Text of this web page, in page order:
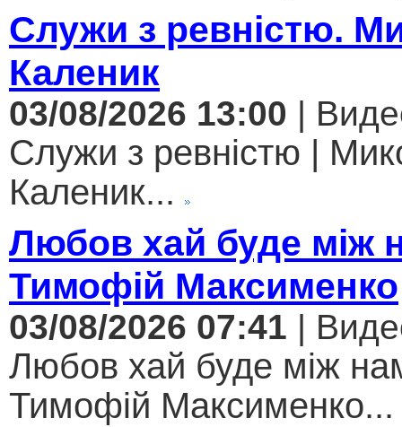
Служи з ревністю.
Каленик
03/08/2026 13:00 |
Служи з ревністю |
Каленик...
Любов хай буде між
Тимофій Максименко
03/08/2026 07:41 |
Любов хай буде між
Тимофій Максименко...